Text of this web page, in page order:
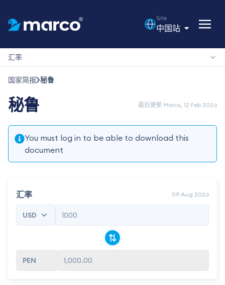
Site
中国站
汇率
国家简报 秘鲁
秘鲁 最后更新 Mavis, 12 Feb 2026
You must log in to be able to download this
document
汇率 09 Aug 2026
1,000.00